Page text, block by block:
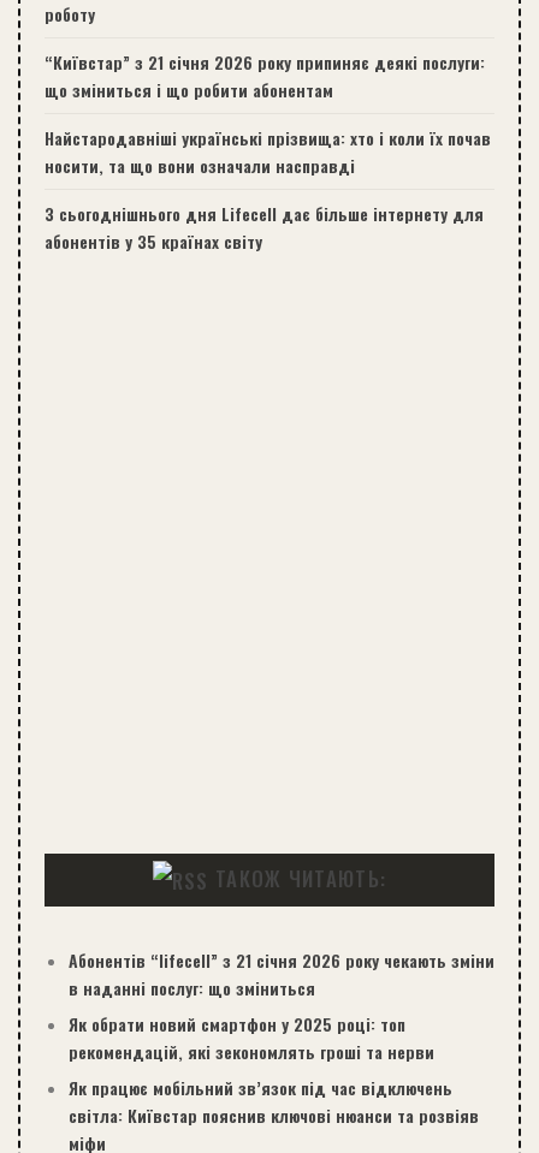
роботу
“Київстар” з 21 січня 2026 року припиняє деякі послуги:
що зміниться і що робити абонентам
Найстародавніші українські прізвища: хто і коли їх почав
носити, та що вони означали насправді
З сьогоднішнього дня Lifecell дає більше інтернету для
абонентів у 35 країнах світу
ТАКОЖ ЧИТАЮТЬ:
Абонентів “lifecell” з 21 січня 2026 року чекають зміни
в наданні послуг: що зміниться
Як обрати новий смартфон у 2025 році: топ
рекомендацій, які зекономлять гроші та нерви
Як працює мобільний зв’язок під час відключень
світла: Київстар пояснив ключові нюанси та розвіяв
міфи